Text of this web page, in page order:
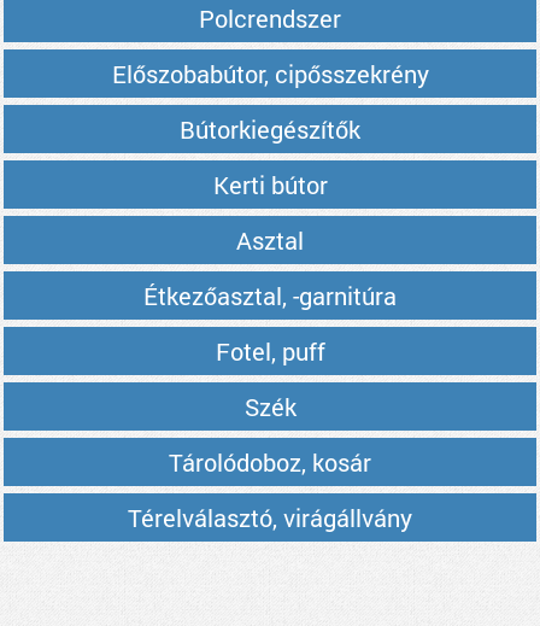
Polcrendszer
Előszobabútor, cipősszekrény
Bútorkiegészítők
Kerti bútor
Asztal
Étkezőasztal, -garnitúra
Fotel, puff
Szék
Tárolódoboz, kosár
Térelválasztó, virágállvány